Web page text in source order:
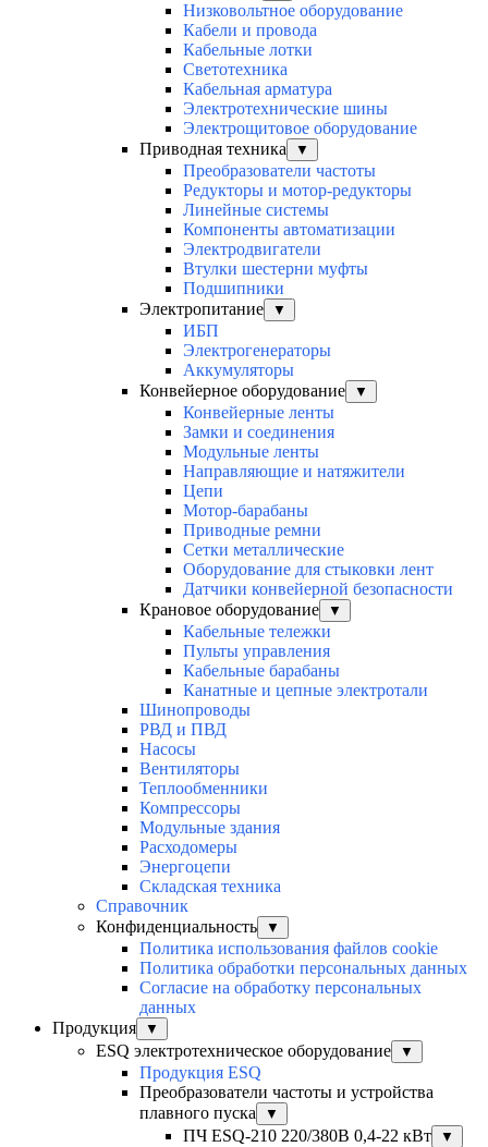
Низковольтное оборудование
Кабели и провода
Кабельные лотки
Светотехника
Кабельная арматура
Электротехнические шины
Электрощитовое оборудование
Приводная техника
▼
Преобразователи частоты
Редукторы и мотор-редукторы
Линейные системы
Компоненты автоматизации
Электродвигатели
Втулки шестерни муфты
Подшипники
Электропитание
▼
ИБП
Электрогенераторы
Аккумуляторы
Конвейерное оборудование
▼
Конвейерные ленты
Замки и соединения
Модульные ленты
Направляющие и натяжители
Цепи
Мотор-барабаны
Приводные ремни
Сетки металлические
Оборудование для стыковки лент
Датчики конвейерной безопасности
Крановое оборудование
▼
Кабельные тележки
Пульты управления
Кабельные барабаны
Канатные и цепные электротали
Шинопроводы
РВД и ПВД
Насосы
Вентиляторы
Теплообменники
Компрессоры
Модульные здания
Расходомеры
Энергоцепи
Складская техника
Справочник
Конфиденциальность
▼
Политика использования файлов cookie
Политика обработки персональных данных
Согласие на обработку персональных
данных
Продукция
▼
ESQ электротехническое оборудование ▼
Продукция ESQ
Преобразователи частоты и устройства
плавного пуска
▼
ПЧ ESQ-210 220/380В 0,4-22 кВт ▼